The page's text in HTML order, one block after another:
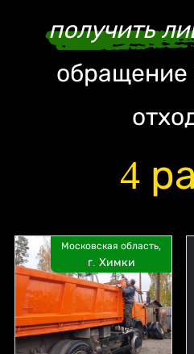
получить
4
Московская область,
г. Химки